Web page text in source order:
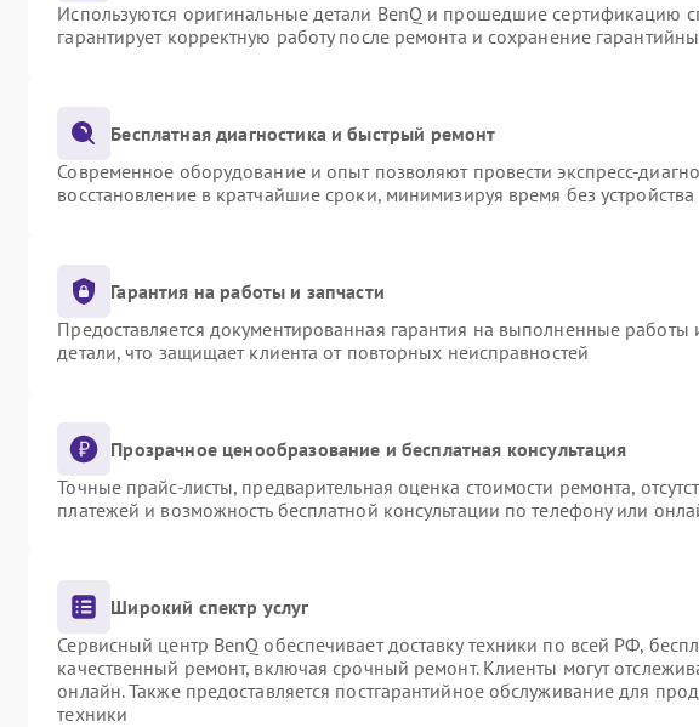
Используются оригинальные детали BenQ и прошедшие сертификацию
гарантирует корректную работу после ремонта и сохранение
Бесплатная диагностика и быстрый ремонт
Современное оборудование и опыт позволяют провести экспресс-
восстановление в кратчайшие сроки, минимизируя время без устройства
Гарантия на работы и запчасти
Предоставляется документированная гарантия на выполненные работы
детали, что защищает клиента от повторных неисправностей
Прозрачное ценообразование и бесплатная консультация
Точные прайс-листы, предварительная оценка стоимости ремонта,
платежей и возможность бесплатной консультации по телефону или
Широкий спектр услуг
Сервисный центр BenQ обеспечивает доставку техники по всей РФ,
качественный ремонт, включая срочный ремонт. Клиенты могут
онлайн. Также предоставляется постгарантийное обслуживание для
техники